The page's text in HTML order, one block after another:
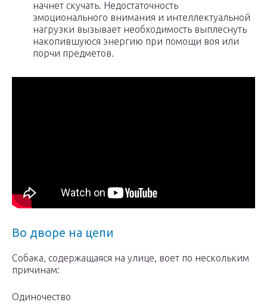
начнет скучать. Недостаточность
эмоционального внимания и интеллектуальной
нагрузки вызывает необходимость выплеснуть
накопившуюся энергию при помощи воя или
порчи предметов.
Во дворе на цепи
Собака, содержащаяся на улице, воет по нескольким
причинам:
Одиночество